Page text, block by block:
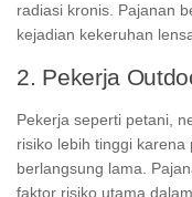
radiasi kronis. Pajanan
kejadian kekeruhan
2. Pekerja
Pekerja seperti petani,
risiko lebih tinggi
berlangsung lama.
faktor risiko utama